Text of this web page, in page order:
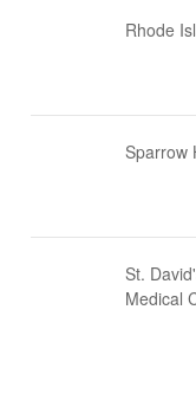
Rhode
Sparrow
St.
Medical